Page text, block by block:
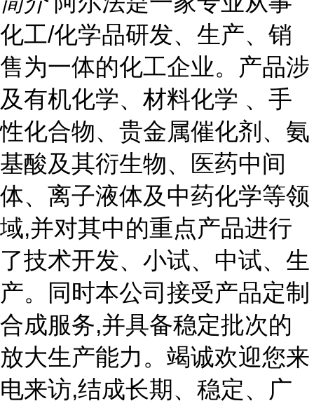
化工/化学品研发、生产、销
售为一体的化工企业。产品涉
及有机化学、材料化学 、手
性化合物、贵金属催化剂、氨
基酸及其衍生物、医药中间
体、离子液体及中药化学等领
域,并对其中的重点产品进行
了技术开发、小试、中试、生
产。同时本公司接受产品定制
合成服务,并具备稳定批次的
放大生产能力。竭诚欢迎您来
电来访,结成长期、稳定、广